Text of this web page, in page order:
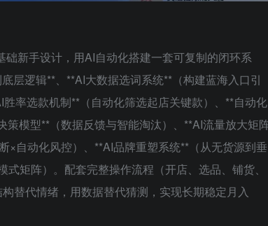
新手设计，用AI自动化搭建一套可复制的闭环系
层逻辑**、**AI大数据选词系统**（构建蓝海入口引
率选款机制**（自动化筛选起店关键款）、**自动化
模型**（数据反馈与智能淘汰）、**AI流量放大矩
×自动化风控）、**AI品牌重塑系统**（从无货源到垂
矩阵）。配套完整操作流程（开店、选品、铺货、
替代情绪，用数据替代猜测，实现长期稳定月入